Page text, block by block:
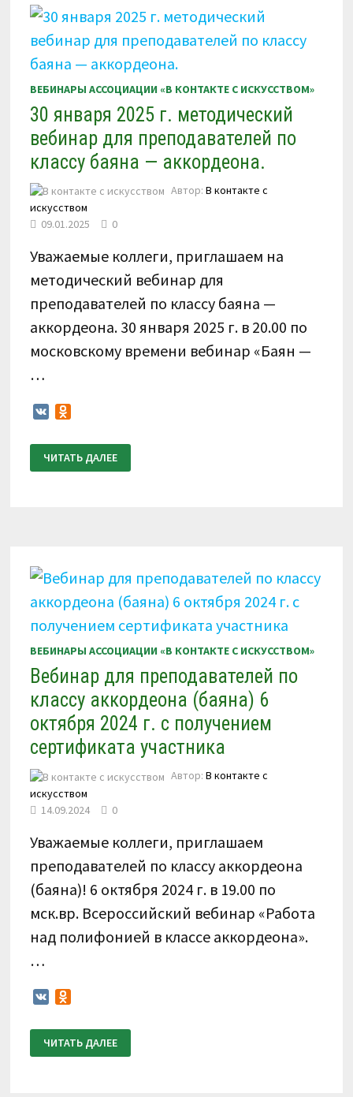
БАЯНА
(АККОРДЕОНА)
ВЕБИНАРЫ АССОЦИАЦИИ «В КОНТАКТЕ С ИСКУССТВОМ»
30 января 2025 г. методический
вебинар для преподавателей по
классу баяна — аккордеона.
Автор:В контакте с
искусством
09.01.2025
0
Уважаемые коллеги, приглашаем на
методический вебинар для
преподавателей по классу баяна —
аккордеона. 30 января 2025 г. в 20.00 по
московскому времени вебинар «Баян —
…
VK
ЯНВАРЯ
2025
—
АККОРДЕОНА.
ЧИТАТЬ ДАЛЕЕ
ВЕБИНАРЫ АССОЦИАЦИИ «В КОНТАКТЕ С ИСКУССТВОМ»
Вебинар для преподавателей по
классу аккордеона (баяна) 6
октября 2024 г. с получением
сертификата участника
Автор:В контакте с
искусством
14.09.2024
0
Уважаемые коллеги, приглашаем
преподавателей по классу аккордеона
(баяна)! 6 октября 2024 г. в 19.00 по
мск.вр. Всероссийский вебинар «Работа
над полифонией в классе аккордеона».
…
VK
ДЛЯ
ПРЕПОДАВАТЕЛЕЙ
ЧИТАТЬ ДАЛЕЕ